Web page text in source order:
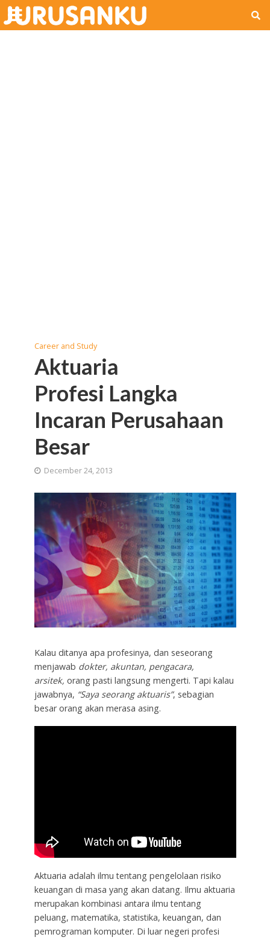
Career and Study
Aktuaria
Profesi Langka
Incaran Perusahaan
Besar
December 24, 2013
Kalau ditanya apa profesinya, dan seseorang
menjawab dokter, akuntan, pengacara,
arsitek, orang pasti langsung mengerti. Tapi kalau
jawabnya, “Saya seorang aktuaris”, sebagian
besar orang akan merasa asing.
Aktuaria adalah ilmu tentang pengelolaan risiko
keuangan di masa yang akan datang. Ilmu aktuaria
merupakan kombinasi antara ilmu tentang
peluang, matematika, statistika, keuangan, dan
pemrograman komputer. Di luar negeri profesi